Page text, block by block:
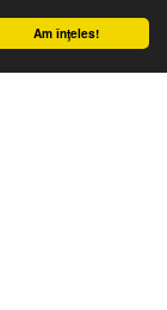
Am înţeles!